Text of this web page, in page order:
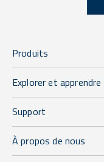
Produits
Explorer et apprendre
Support
À propos de nous